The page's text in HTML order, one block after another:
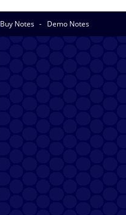
Buy Notes Demo Notes